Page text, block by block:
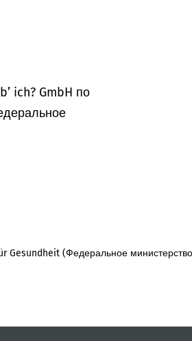
ich? GmbH по
Gesundheit (Федеральное